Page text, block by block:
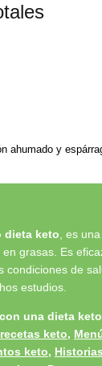
ahumado y
dieta keto , es una
en grasas. Es
condiciones de
estudios.
una dieta
keto,
keto, Historias